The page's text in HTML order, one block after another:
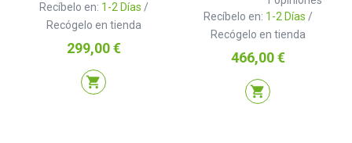
Recíbelo en: 1-2 Días /
Recógelo en tienda
Precio
299,00 €
shopping_cart
Recíbelo en: 1-2 Días /
Recógelo en tienda
Precio
466,00 €
shopping_cart